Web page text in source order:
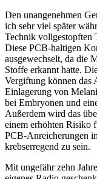
Den unangenehmen
ich sehr viel später
Technik vollgestopften
Diese PCB-haltigen
ausgewechselt, da die
Stoffe erkannt hatte.
Vergiftung können das
Einlagerung von
bei Embryonen und
Außerdem wird das
einem erhöhten Risiko
PCB-Anreicherungen
krebserregend zu sein.
Mit ungefähr zehn